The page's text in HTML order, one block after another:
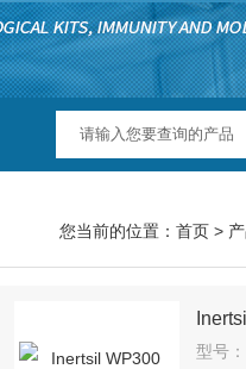
您当前的位置： 首页 >
型号：